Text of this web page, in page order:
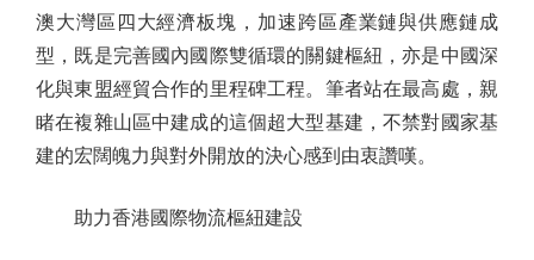
澳大灣區四大經濟板塊，加速跨區產業鏈與供應鏈成
型，既是完善國內國際雙循環的關鍵樞紐，亦是中國深
化與東盟經貿合作的里程碑工程。筆者站在最高處，親
睹在複雜山區中建成的這個超大型基建，不禁對國家基
建的宏闊魄力與對外開放的決心感到由衷讚嘆。
助力香港國際物流樞紐建設